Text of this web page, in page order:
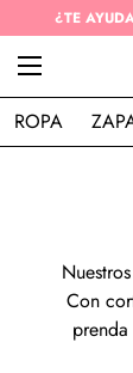
¿TE
ROPA
Con